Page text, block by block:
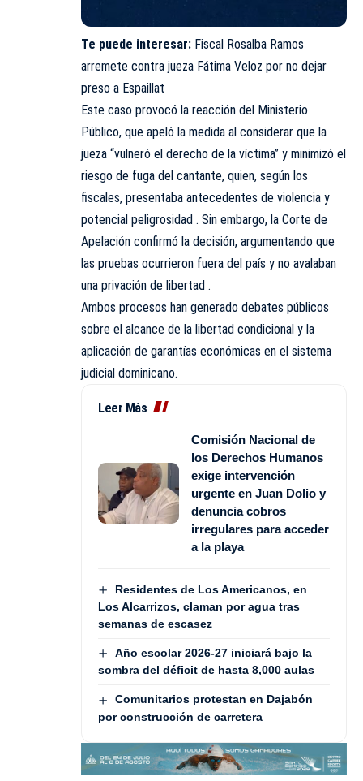
Te puede interesar: Fiscal Rosalba Ramos
arremete contra jueza Fátima Veloz por no dejar
preso a Espaillat
Este caso provocó la reacción del Ministerio
Público, que apeló la medida al considerar que la
jueza “vulneró el derecho de la víctima” y minimizó el
riesgo de fuga del cantante, quien, según los
fiscales, presentaba antecedentes de violencia y
potencial peligrosidad . Sin embargo, la Corte de
Apelación confirmó la decisión, argumentando que
las pruebas ocurrieron fuera del país y no avalaban
una privación de libertad .
Ambos procesos han generado debates públicos
sobre el alcance de la libertad condicional y la
aplicación de garantías económicas en el sistema
judicial dominicano.
Leer Más
Comisión Nacional de
los Derechos Humanos
exige intervención
urgente en Juan Dolio y
denuncia cobros
irregulares para acceder
a la playa
Residentes de Los Americanos, en
Los Alcarrizos, claman por agua tras
semanas de escasez
Año escolar 2026-27 iniciará bajo la
sombra del déficit de hasta 8,000 aulas
Comunitarios protestan en Dajabón
por construcción de carretera